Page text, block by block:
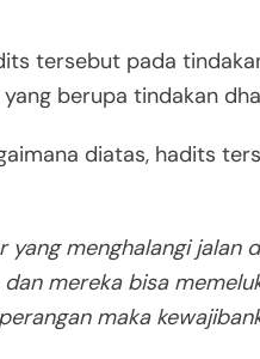
tersebut pada
berupa tindakan
diatas, hadits
menghalangi jalan
mereka bisa
maka